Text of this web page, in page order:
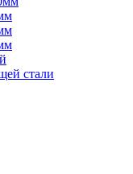
стали